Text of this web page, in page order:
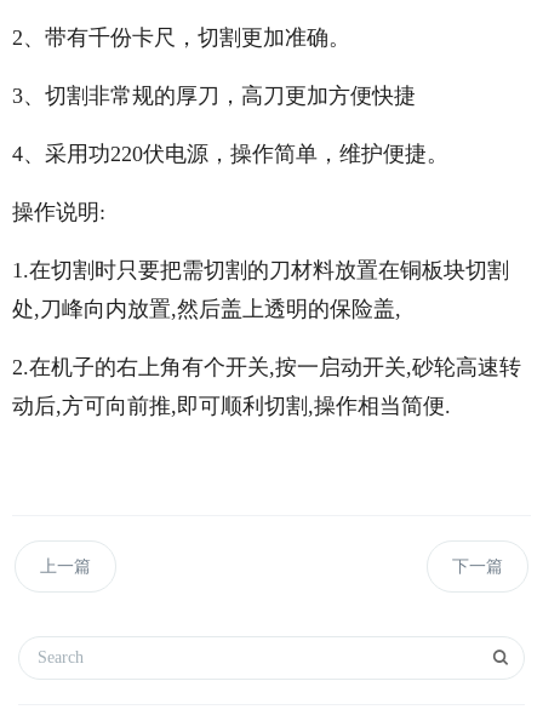
2、带有千份卡尺，切割更加准确。
3、切割非常规的厚刀，高刀更加方便快捷
4、采用功220伏电源，操作简单，维护便捷。
操作说明:
1.在切割时只要把需切割的刀材料放置在铜板块切割
处,刀峰向内放置,然后盖上透明的保险盖,
2.在机子的右上角有个开关,按一启动开关,砂轮高速转
动后,方可向前推,即可顺利切割,操作相当简便.
上一篇 下一篇